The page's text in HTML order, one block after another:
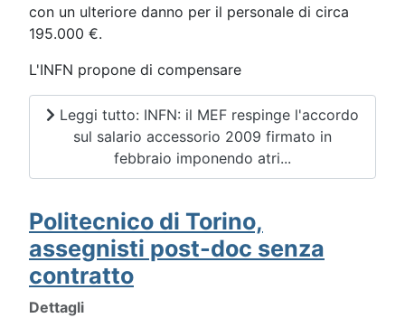
con un ulteriore danno per il personale di circa
195.000 €.
L'INFN propone di compensare
Leggi tutto: INFN: il MEF respinge l'accordo
sul salario accessorio 2009 firmato in
febbraio imponendo atri...
Politecnico di Torino,
assegnisti post-doc senza
contratto
Dettagli